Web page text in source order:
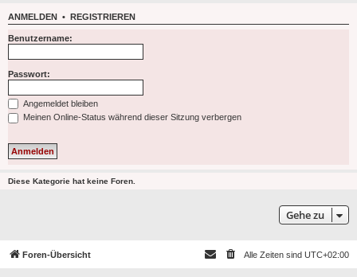
ANMELDEN • REGISTRIEREN
Benutzername:
Passwort:
Angemeldet bleiben
Meinen Online-Status während dieser Sitzung verbergen
Diese Kategorie hat keine Foren.
Gehe zu
Foren-Übersicht Alle Zeiten sind UTC+02:00